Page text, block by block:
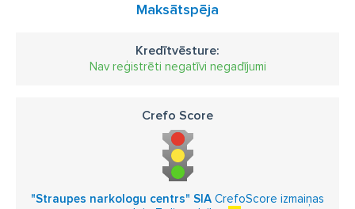
Maksātspēja
Kredītvēsture:
Nav reģistrēti negatīvi negadījumi
Crefo Score
"Straupes narkologu centrs" SIA CrefoScore izmaiņas